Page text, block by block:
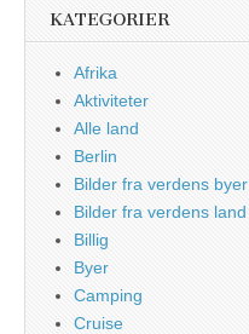
KATEGORIER
Afrika
Aktiviteter
Alle land
Berlin
Bilder fra verdens byer
Bilder fra verdens land
Billig
Byer
Camping
Cruise